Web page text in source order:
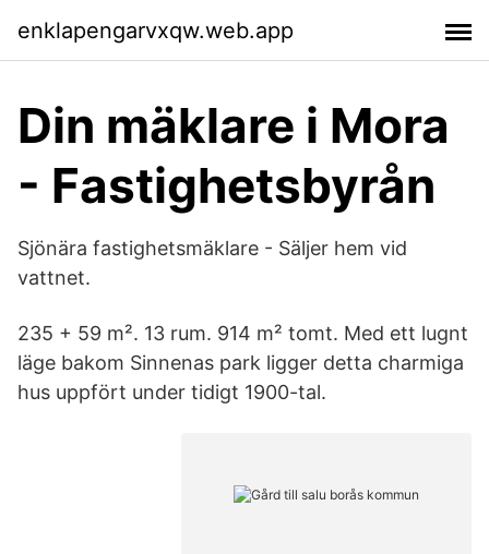
enklapengarvxqw.web.app
Din mäklare i Mora
- Fastighetsbyrån
Sjönära fastighetsmäklare - Säljer hem vid
vattnet.
235 + 59 m². 13 rum. 914 m² tomt. Med ett lugnt
läge bakom Sinnenas park ligger detta charmiga
hus uppfört under tidigt 1900-tal.